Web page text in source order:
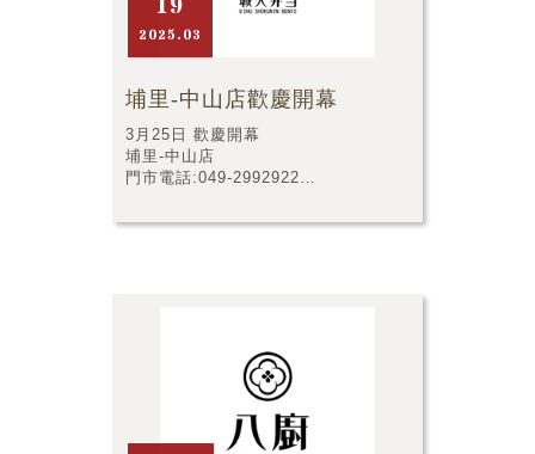
19
2025.03
埔里-中山店歡慶開幕
3月25日 歡慶開幕
埔里-中山店
門市電話:049-2992922
號